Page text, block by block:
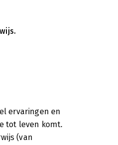
ervaringen en
tot leven komt.
(van